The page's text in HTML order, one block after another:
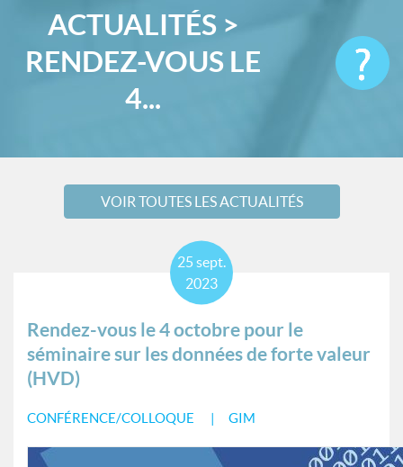
ACTUALITÉS >
RENDEZ-VOUS LE
4...
VOIR TOUTES LES ACTUALITÉS
Rendez-vous le 4 octobre pour le
séminaire sur les données de forte valeur
(HVD)
CONFÉRENCE/COLLOQUE GIM
25sept.
2023